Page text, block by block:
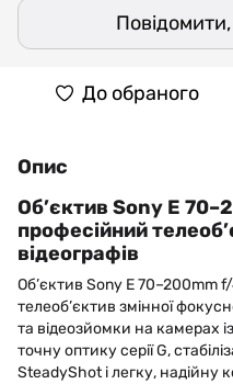
До обраного
Опис
Об’єктив Sony E
професійний
відеографів
Об’єктив Sony E 70–200mm
телеоб’єктив змінної
та відеозйомки на камерах
точну оптику серії G,
SteadyShot і легку, надійну